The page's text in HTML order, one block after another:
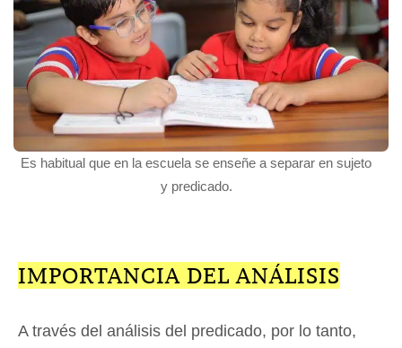
Es habitual que en la escuela se enseñe a separar en sujeto
y predicado.
IMPORTANCIA DEL ANÁLISIS
A través del análisis del predicado, por lo tanto,